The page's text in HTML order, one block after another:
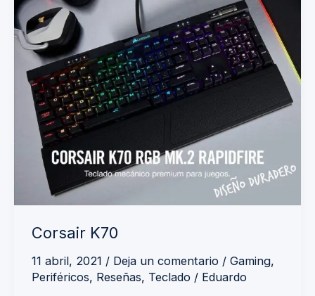
Corsair K70
11 abril, 2021 / Deja un comentario / Gaming,
Periféricos, Reseñas, Teclado / Eduardo